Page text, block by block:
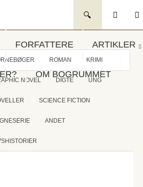
FORFATTERE ARTIKLER
OM BOGRUMMET
ROMAN KRIMI
NOVEL DIGTE UNG
SCIENCE FICTION
ANDET